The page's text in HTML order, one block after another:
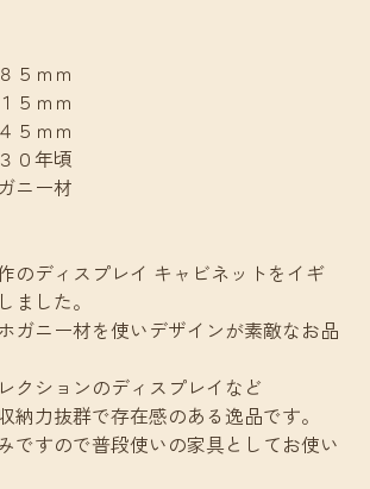
ｍｍ
ｍ
ｍｍ
年頃
ー材
のディスプレイ キャビネットをイギ
ました。
ガニー材を使いデザインが素敵なお品
クションのディスプレイなど
納力抜群で存在感のある逸品です。
ですので普段使いの家具としてお使い